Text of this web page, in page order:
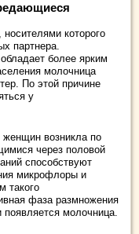
которого
партнера.
более ярким
молочница
По этой причине
у
возникла по
через половой
способствуют
микрофлоры и
такого
фаза размножения
появляется молочница.